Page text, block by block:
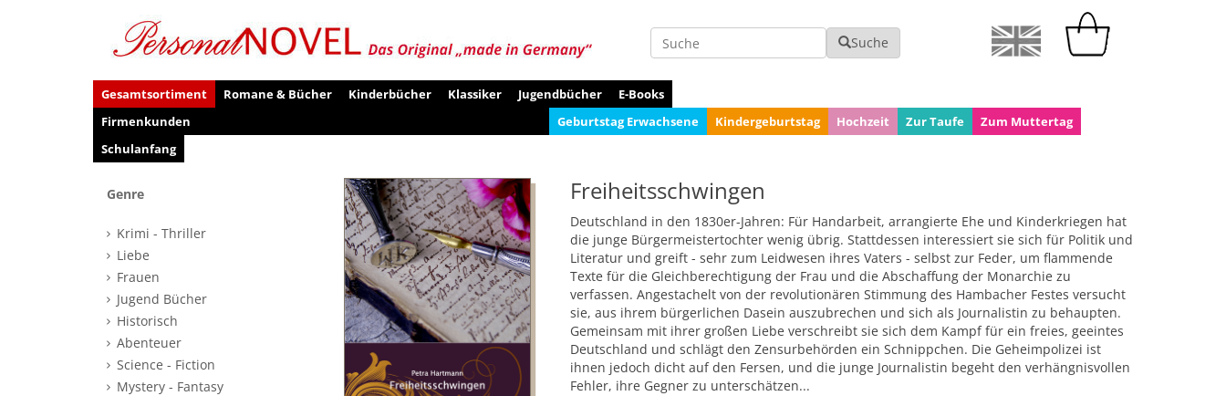
Suche Suche
Gesamtsortiment Romane & Bücher Kinderbücher Klassiker Jugendbücher
E-Books
Firmenkunden
Geburtstag Erwachsene Kindergeburtstag Hochzeit Zur Taufe
Zum Muttertag
Schulanfang
Genre
Krimi - Thriller
Liebe
Frauen
Jugend Bücher
Historisch
Abenteuer
Science - Fiction
Mystery - Fantasy
Freiheitsschwingen
Deutschland in den 1830er-Jahren: Für Handarbeit, arrangierte Ehe und Kinderkriegen hat
die junge Bürgermeistertochter wenig übrig. Stattdessen interessiert sie sich für Politik und
Literatur und greift - sehr zum Leidwesen ihres Vaters - selbst zur Feder, um flammende
Texte für die Gleichberechtigung der Frau und die Abschaffung der Monarchie zu
verfassen. Angestachelt von der revolutionären Stimmung des Hambacher Festes versucht
sie, aus ihrem bürgerlichen Dasein auszubrechen und sich als Journalistin zu behaupten.
Gemeinsam mit ihrer großen Liebe verschreibt sie sich dem Kampf für ein freies, geeintes
Deutschland und schlägt den Zensurbehörden ein Schnippchen. Die Geheimpolizei ist
ihnen jedoch dicht auf den Fersen, und die junge Journalistin begeht den verhängnisvollen
Fehler, ihre Gegner zu unterschätzen...